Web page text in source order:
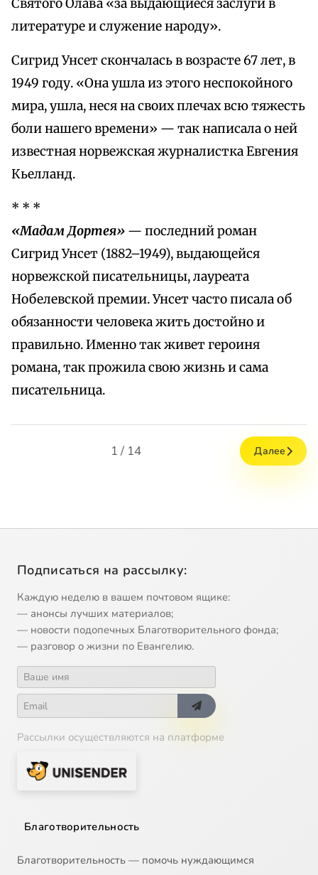
Святого Олава «за выдающиеся заслуги в
литературе и служение народу».
Сигрид Унсет скончалась в возрасте 67 лет, в
1949 году. «Она ушла из этого неспокойного
мира, ушла, неся на своих плечах всю тяжесть
боли нашего времени» — так написала о ней
известная норвежская журналистка Евгения
Кьелланд.
* * *
«Мадам Дортея» — последний роман
Сигрид Унсет (1882–1949), выдающейся
норвежской писательницы, лауреата
Нобелевской премии. Унсет часто писала об
обязанности человека жить достойно и
правильно. Именно так живет героиня
романа, так прожила свою жизнь и сама
писательница.
1 / 14 Далее
Подписаться на рассылку:
Каждую неделю в вашем почтовом ящике:
— анонсы лучших материалов;
— новости подопечных Благотворительного фонда;
— разговор о жизни по Евангелию.
Рассылки осуществляются на платформе
Благотворительность
Благотворительность — помочь нуждающимся